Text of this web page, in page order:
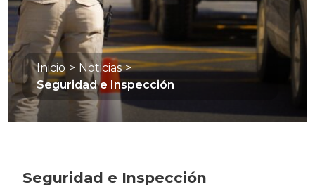
Inicio > Noticias >
Seguridad e Inspección
Seguridad e Inspección